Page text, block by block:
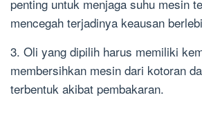
penting untuk menjaga suhu mesin
mencegah terjadinya keausan
3. Oli yang dipilih harus memiliki
membersihkan mesin dari kotoran
terbentuk akibat pembakaran.